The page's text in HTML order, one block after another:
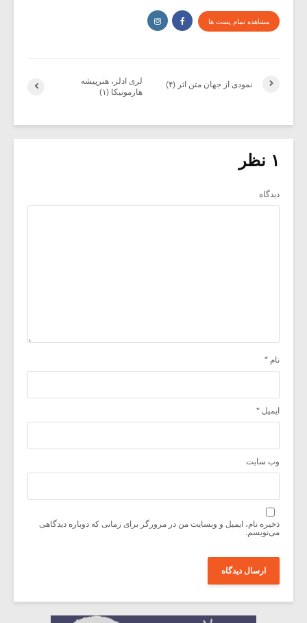
مشاهده تمام پست ها
لری ادلر، هنرپیشه
هارمونیکا (۱)
نمودی از جهان متن اثر (۴)
۱ نظر
دیدگاه
نام *
ایمیل *
وب‌ سایت
ذخیره نام، ایمیل و وبسایت من در مرورگر برای زمانی که دوباره دیدگاهی
می‌نویسم.